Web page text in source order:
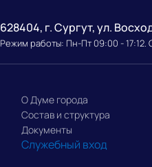
628404, г. Сургут, ул.
Режим работы: Пн-Пт 09:00 -
О Думе города
Состав и структура
Документы
Служебный вход